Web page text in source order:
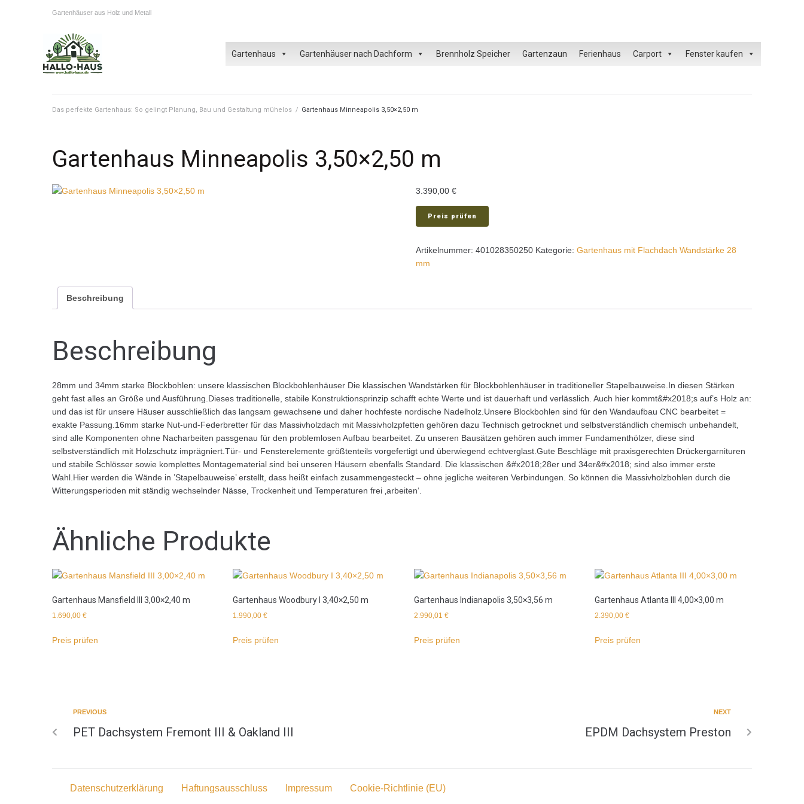
Gartenhäuser aus Holz und Metall
Gartenhaus Gartenhäuser nach Dachform Brennholz Speicher Gartenzaun Ferienhaus Carport Fenster kaufen
Das perfekte Gartenhaus: So gelingt Planung, Bau und Gestaltung mühelos / Gartenhaus Minneapolis 3,50×2,50 m
Gartenhaus Minneapolis 3,50×2,50 m
3.390,00€
Preis prüfen
Artikelnummer:401028350250 Kategorie:Gartenhaus mit Flachdach Wandstärke 28
mm
Beschreibung
Beschreibung
28mm und 34mm starke Blockbohlen: unsere klassischen Blockbohlenhäuser Die klassischen Wandstärken für Blockbohlenhäuser in traditioneller Stapelbauweise.In diesen Stärken
geht fast alles an Größe und Ausführung.Dieses traditionelle, stabile Konstruktionsprinzip schafft echte Werte und ist dauerhaft und verlässlich. Auch hier kommt&#x2018;s auf’s Holz an:
und das ist für unsere Häuser ausschließlich das langsam gewachsene und daher hochfeste nordische Nadelholz.Unsere Blockbohlen sind für den Wandaufbau CNC bearbeitet =
exakte Passung.16mm starke Nut-und-Federbretter für das Massivholzdach mit Massivholzpfetten gehören dazu Technisch getrocknet und selbstverständlich chemisch unbehandelt,
sind alle Komponenten ohne Nacharbeiten passgenau für den problemlosen Aufbau bearbeitet. Zu unseren Bausätzen gehören auch immer Fundamenthölzer, diese sind
selbstverständlich mit Holzschutz imprägniert.Tür- und Fensterelemente größtenteils vorgefertigt und überwiegend echtverglast.Gute Beschläge mit praxisgerechten Drückergarnituren
und stabile Schlösser sowie komplettes Montagematerial sind bei unseren Häusern ebenfalls Standard. Die klassischen &#x2018;28er und 34er&#x2018; sind also immer erste
Wahl.Hier werden die Wände in ’Stapelbauweise’ erstellt, dass heißt einfach zusammengesteckt – ohne jegliche weiteren Verbindungen. So können die Massivholzbohlen durch die
Witterungsperioden mit ständig wechselnder Nässe, Trockenheit und Temperaturen frei ‚arbeiten‘.
Ähnliche Produkte
Gartenhaus Mansfield III 3,00×2,40 m
1.690,00 €
Preis prüfen
Gartenhaus Woodbury I 3,40×2,50 m
1.990,00€
Preis prüfen
Gartenhaus Indianapolis 3,50×3,56 m
2.990,01 €
Preis prüfen
Gartenhaus Atlanta III 4,00×3,00 m
2.390,00€
Preis prüfen
PREVIOUS
PET Dachsystem Fremont III & Oakland III
NEXT
EPDM Dachsystem Preston
Datenschutzerklärung Haftungsausschluss Impressum Cookie-Richtlinie (EU)